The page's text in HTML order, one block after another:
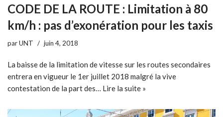
CODE DE LA ROUTE : Limitation à 80
km/h : pas d’exonération pour les taxis
parUNT juin 4, 2018
La baisse de la limitation de vitesse sur les routes secondaires
entrera en vigueur le 1er juillet 2018 malgré la vive
contestation de la part des… Lire la suite »